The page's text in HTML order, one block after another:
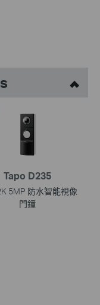
Tapo D235
5MP 防水智能視像
門鐘